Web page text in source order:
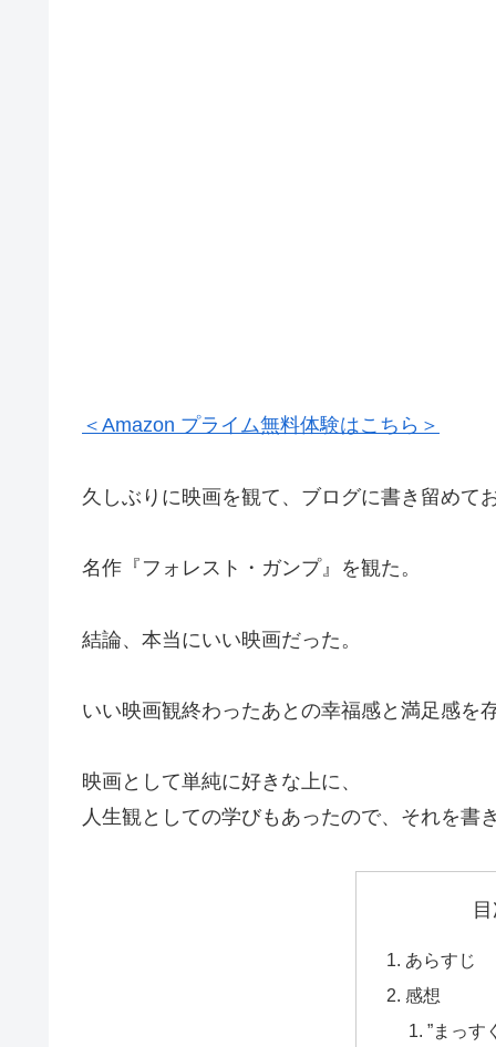
＜Amazon プライム無料体験はこちら＞
久しぶりに映画を観て、ブログに書き留めて
名作『フォレスト・ガンプ』を観た。
結論、本当にいい映画だった。
いい映画観終わったあとの幸福感と満足感を
映画として単純に好きな上に、
人生観としての学びもあったので、それを書
あらすじ
感想
”まっす